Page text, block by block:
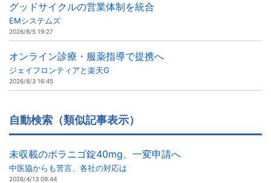
グッドサイクルの営業体制を統合
EMシステムズ
2026/8/5 19:27
オンライン診療・服薬指導で提携へ
ジェイフロンティアと楽天G
2026/8/3 16:45
自動検索（類似記事表示）
未収載のボラニゴ錠40mg、一変申請へ
中医協からも苦言、各社の対応は
2026/4/13 09:44